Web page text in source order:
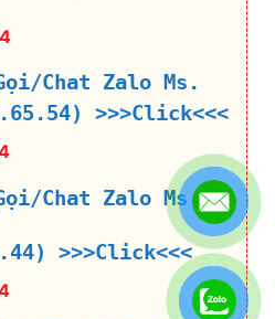
Chat Zalo Ms.
>>>Click<<<
Chat Zalo Ms.
>>>Click<<<